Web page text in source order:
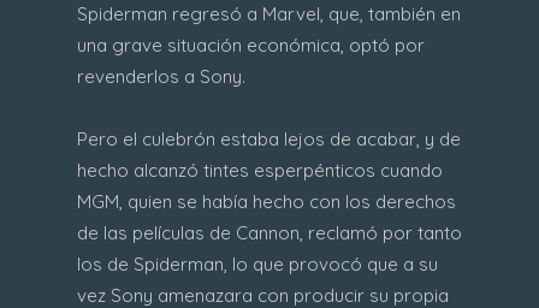
Spiderman regresó a Marvel, que, también en
una grave situación económica, optó por
revenderlos a Sony.
Pero el culebrón estaba lejos de acabar, y de
hecho alcanzó tintes esperpénticos cuando
MGM, quien se había hecho con los derechos
de las películas de Cannon, reclamó por tanto
los de Spiderman, lo que provocó que a su
vez Sony amenazara con producir su propia